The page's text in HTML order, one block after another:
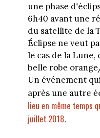
une phase
6h40 avant une
du satellite de la
Éclipse ne veut
le cas de la
belle robe
Un événement
après une autre
lieu en même temps
juillet 2018.